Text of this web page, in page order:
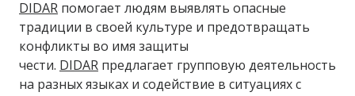
DIDAR помогает людям выявлять опасные
традиции в своей культуре и предотвращать
конфликты во имя защиты
чести. DIDAR предлагает групповую деятельность
на разных языках и содействие в ситуациях с